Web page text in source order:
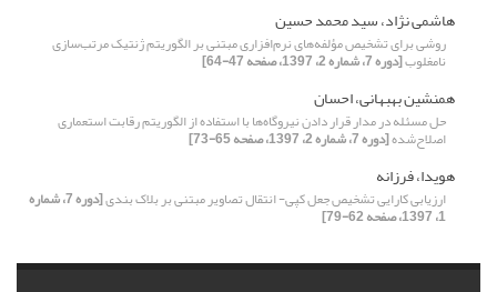
هاشمی نژاد، سید محمد حسین
روشی برای تشخیص مؤلفه‌های نرم‌افزاری مبتنی بر الگوریتم ژنتیک مرتب‌سازی
نامغلوب[دوره 7، شماره 2، 1397، صفحه 47-64]
همنشین بهبهانی، احسان
حل مسئله در مدار قرار دادن نیروگاه‌ها با استفاده از الگوریتم رقابت استعماری
اصلاح‌شده[دوره 7، شماره 2، 1397، صفحه 65-73]
هویدا، فرزانه
ارزیابی کارایی تشخیص جعل کپی- انتقال تصاویر مبتنی بر بلاک بندی [دوره 7، شماره
1، 1397، صفحه 62-79]